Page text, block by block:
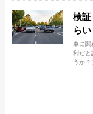
検
らい
車に関
利だと
うか